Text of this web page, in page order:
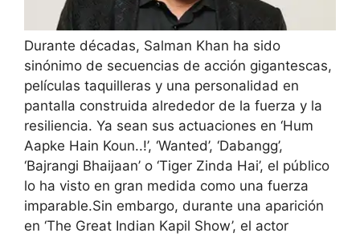
Durante décadas, Salman Khan ha sido
sinónimo de secuencias de acción gigantescas,
películas taquilleras y una personalidad en
pantalla construida alrededor de la fuerza y ​​la
resiliencia. Ya sean sus actuaciones en ‘Hum
Aapke Hain Koun..!’, ‘Wanted’, ‘Dabangg’,
‘Bajrangi Bhaijaan’ o ‘Tiger Zinda Hai’, el público
lo ha visto en gran medida como una fuerza
imparable.Sin embargo, durante una aparición
en ‘The Great Indian Kapil Show’, el actor